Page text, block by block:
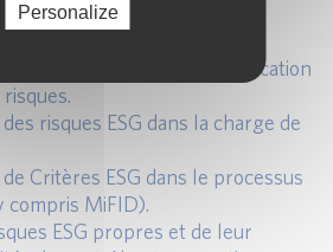
durable aux clients
des instruments durables
l’ESG (risque) dans la tarification
risques ESG dans la charge de
Critères ESG dans le processus
compris MiFID).
ESG propres et de leur
Personalize